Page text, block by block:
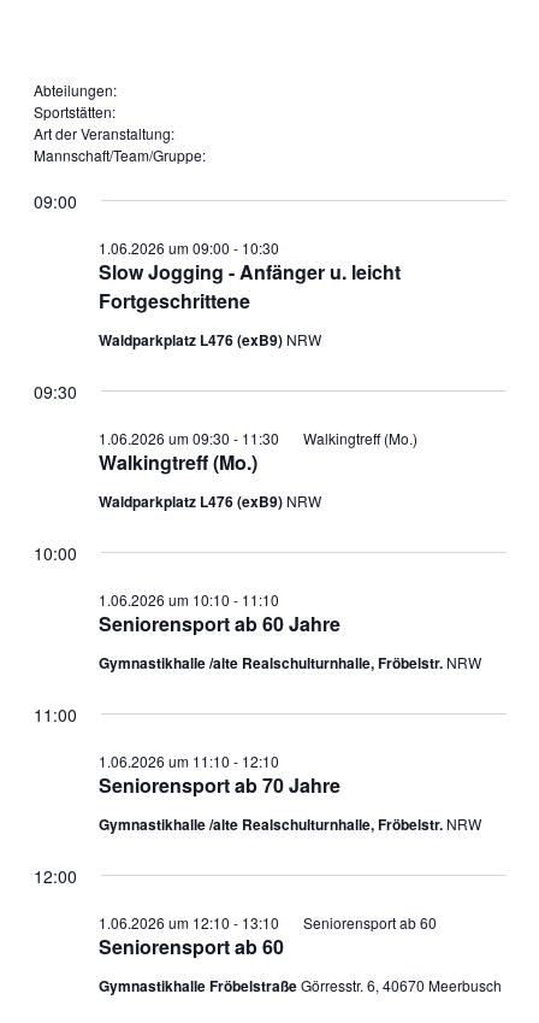
entfernen
Filter
schließen
Abteilungen:
entfernen
Sportstätten:
Filter
entfernen
Art der Veranstaltung:
Filter
Mannschaft/Team/Gruppe:
entfernen
09:00
Slow Jogging - Anfänger u. leicht
Fortgeschrittene
1.06.2026 um 09:00 - 10:30
Waldparkplatz L476 (exB9) NRW
09:30
Walkingtreff (Mo.)
1.06.2026 um 09:30 - 11:30 Walkingtreff (Mo.)
Waldparkplatz L476 (exB9) NRW
10:00
Seniorensport ab 60 Jahre
1.06.2026 um 10:10 - 11:10
Gymnastikhalle /alte Realschulturnhalle, Fröbelstr. NRW
11:00
Seniorensport ab 70 Jahre
1.06.2026 um 11:10 - 12:10
ab
70
Jahre
Gymnastikhalle /alte Realschulturnhalle, Fröbelstr. NRW
12:00
Seniorensport ab 60
1.06.2026 um 12:10 - 13:10 Seniorensport ab 60
Gymnastikhalle FröbelstraßeGörresstr. 6, 40670 Meerbusch